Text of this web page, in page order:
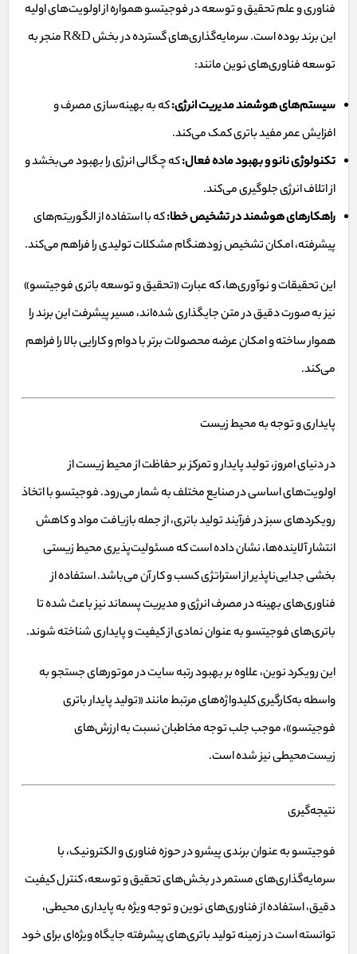
فناوری و علم تحقیق و توسعه در فوجیتسو همواره از اولویت‌های اولیه
این برند بوده است. سرمایه‌گذاری‌های گسترده در بخش R&D منجر به
توسعه فناوری‌های نوین مانند:
سیستم‌های هوشمند مدیریت انرژی:که به بهینه‌سازی مصرف و
افزایش عمر مفید باتری کمک می‌کند.
تکنولوژی نانو و بهبود ماده فعال:که چگالی انرژی را بهبود می‌بخشد و
از اتلاف انرژی جلوگیری می‌کند.
راهکارهای هوشمند در تشخیص خطا:که با استفاده از الگوریتم‌های
پیشرفته، امکان تشخیص زودهنگام مشکلات تولیدی را فراهم می‌کند.
این تحقیقات و نوآوری‌ها، که عبارت «تحقیق و توسعه باتری فوجیتسو»
نیز به صورت دقیق در متن جایگذاری شده‌اند، مسیر پیشرفت این برند را
هموار ساخته و امکان عرضه محصولات برتر با دوام و کارایی بالا را فراهم
می‌کند.
پایداری و توجه به محیط زیست
در دنیای امروز، تولید پایدار و تمرکز بر حفاظت از محیط زیست از
اولویت‌های اساسی در صنایع مختلف به شمار می‌رود. فوجیتسو با اتخاذ
رویکردهای سبز در فرآیند تولید باتری، از جمله بازیافت مواد و کاهش
انتشار آلاینده‌ها، نشان داده است که مسئولیت‌پذیری محیط زیستی
بخشی جدایی‌ناپذیر از استراتژی کسب و کار آن می‌باشد. استفاده از
فناوری‌های بهینه در مصرف انرژی و مدیریت پسماند نیز باعث شده تا
باتری‌های فوجیتسو به عنوان نمادی از کیفیت و پایداری شناخته شوند.
این رویکرد نوین، علاوه بر بهبود رتبه سایت در موتورهای جستجو به
واسطه به‌کارگیری کلیدواژه‌های مرتبط مانند «تولید پایدار باتری
فوجیتسو»، موجب جلب توجه مخاطبان نسبت به ارزش‌های
زیست‌محیطی نیز شده است.
نتیجه‌گیری
فوجیتسو به عنوان برندی پیشرو در حوزه فناوری و الکترونیک، با
سرمایه‌گذاری‌های مستمر در بخش‌های تحقیق و توسعه، کنترل کیفیت
دقیق، استفاده از فناوری‌های نوین و توجه ویژه به پایداری محیطی،
توانسته است در زمینه تولید باتری‌های پیشرفته جایگاه ویژه‌ای برای خود